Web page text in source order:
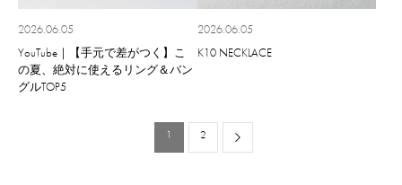
2026.06.05
YouTube｜【手元で差がつく】こ
の夏、絶対に使えるリング＆バン
グルTOP5
2026.06.05
K10 NECKLACE
1 2